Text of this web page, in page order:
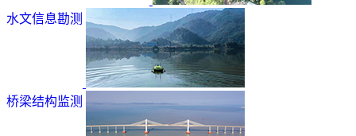
水文信息勘测
桥梁结构监测